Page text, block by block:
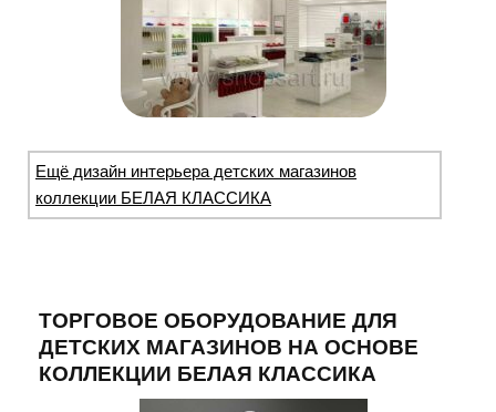
Ещё дизайн интерьера детских магазинов
коллекции БЕЛАЯ КЛАССИКА
ТОРГОВОЕ ОБОРУДОВАНИЕ ДЛЯ
ДЕТСКИХ МАГАЗИНОВ НА ОСНОВЕ
КОЛЛЕКЦИИ БЕЛАЯ КЛАССИКА